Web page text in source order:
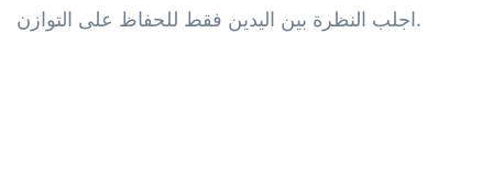
اجلب النظرة بين اليدين فقط للحفاظ على التوازن.